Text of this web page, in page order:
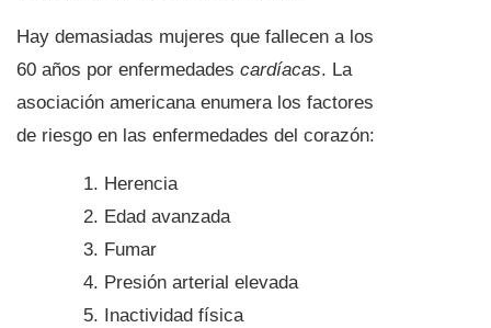
Hay demasiadas mujeres que fallecen a los
60 años por enfermedades cardíacas. La
asociación americana enumera los factores
de riesgo en las enfermedades del corazón:
Herencia
Edad avanzada
Fumar
Presión arterial elevada
Inactividad física